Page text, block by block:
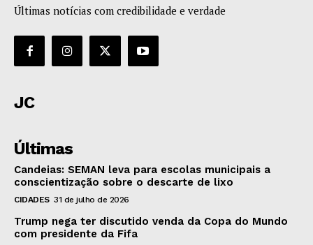
Últimas notícias com credibilidade e verdade
JC
Últimas
Candeias: SEMAN leva para escolas municipais a
conscientização sobre o descarte de lixo
CIDADES 31 de julho de 2026
Trump nega ter discutido venda da Copa do Mundo
com presidente da Fifa